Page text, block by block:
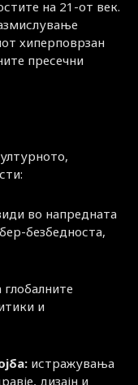
на 21-от век.
хиперповрзан
пресечни
во напредната
безбедноста,
глобалните
и
истражувања
дизајн и